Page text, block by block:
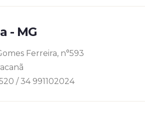
- MG
Ferreira, n°593
/ 34 991102024